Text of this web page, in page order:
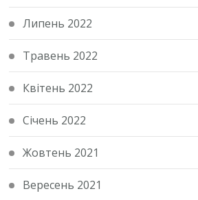
Липень 2022
Травень 2022
Квітень 2022
Січень 2022
Жовтень 2021
Вересень 2021